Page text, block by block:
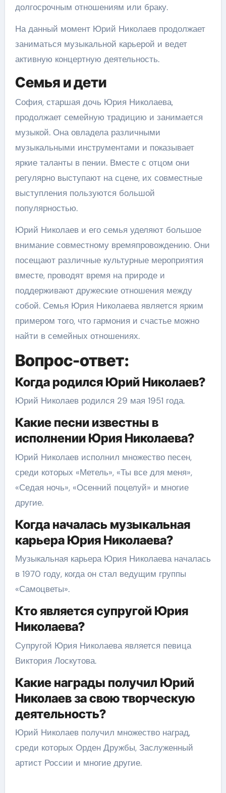
долгосрочным отношениям или браку.
На данный момент Юрий Николаев продолжает
заниматься музыкальной карьерой и ведет
активную концертную деятельность.
Семья и дети
София, старшая дочь Юрия Николаева,
продолжает семейную традицию и занимается
музыкой. Она овладела различными
музыкальными инструментами и показывает
яркие таланты в пении. Вместе с отцом они
регулярно выступают на сцене, их совместные
выступления пользуются большой
популярностью.
Юрий Николаев и его семья уделяют большое
внимание совместному времяпровождению. Они
посещают различные культурные мероприятия
вместе, проводят время на природе и
поддерживают дружеские отношения между
собой. Семья Юрия Николаева является ярким
примером того, что гармония и счастье можно
найти в семейных отношениях.
Вопрос-ответ:
Когда родился Юрий Николаев?
Юрий Николаев родился 29 мая 1951 года.
Какие песни известны в
исполнении Юрия Николаева?
Юрий Николаев исполнил множество песен,
среди которых «Метель», «Ты все для меня»,
«Седая ночь», «Осенний поцелуй» и многие
другие.
Когда началась музыкальная
карьера Юрия Николаева?
Музыкальная карьера Юрия Николаева началась
в 1970 году, когда он стал ведущим группы
«Самоцветы».
Кто является супругой Юрия
Николаева?
Супругой Юрия Николаева является певица
Виктория Лоскутова.
Какие награды получил Юрий
Николаев за свою творческую
деятельность?
Юрий Николаев получил множество наград,
среди которых Орден Дружбы, Заслуженный
артист России и многие другие.